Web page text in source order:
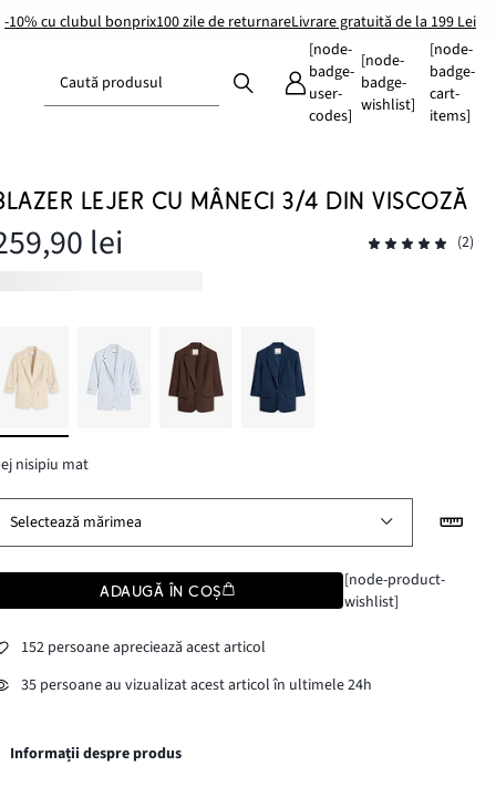
-10% cu clubul bonprix100 zile de returnareLivrare gratuită de la 199 Lei
Caută produsul
[node-
badge-
user-
codes]
[node-
badge-
wishlist]
[node-
badge-
cart-
items]
LEJER CU MÂNECI 3/4 DIN VISCOZĂ
lei (2)
nisipiu mat
Selectează mărimea
ADAUGĂ ÎN COȘ
[node-product-
wishlist]
152 persoane apreciează acest articol
35 persoane au vizualizat acest articol în ultimele 24h
Informații despre produs